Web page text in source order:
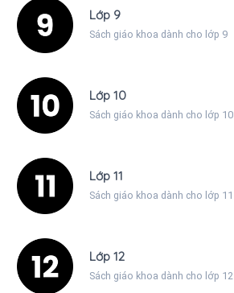
Lớp 9
Sách giáo khoa dành cho lớp 9
Lớp 10
Sách giáo khoa dành cho lớp 10
Lớp 11
Sách giáo khoa dành cho lớp 11
Lớp 12
Sách giáo khoa dành cho lớp 12